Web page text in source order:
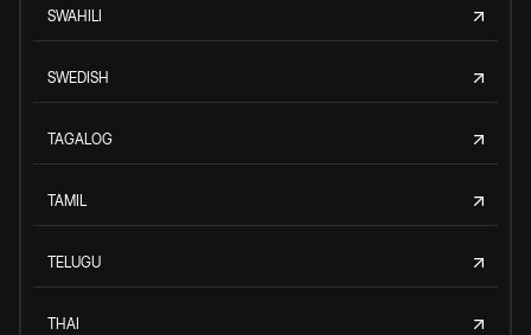
SWAHILI
SWEDISH
TAGALOG
TAMIL
TELUGU
THAI